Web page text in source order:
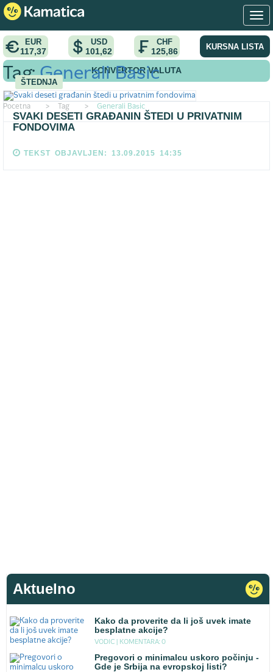
EUR
117,37
USD
101,62
CHF
125,86 KURSNA LISTA
KONVERTOR VALUTA
Pocetna > Tag > Generali Basic
Tag:Generali Basic
ŠTEDNJA
SVAKI DESETI GRAĐANIN ŠTEDI U PRIVATNIM
FONDOVIMA
TEKST OBJAVLJEN: 13.09.2015 14:35
Aktuelno
Kako da proverite da li još uvek imate
besplatne akcije?
VODIC | KOMENTARA: 0
Pregovori o minimalcu uskoro počinju -
Gde je Srbija na evropskoj listi?